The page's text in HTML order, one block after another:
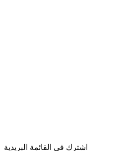
اشترك في القائمة البريدية